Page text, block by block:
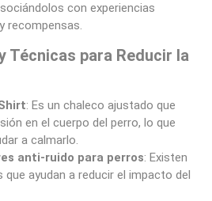
con experiencias
recompensas.
Técnicas para Reducir la
: Es un chaleco ajustado que
en el cuerpo del perro, lo que
a calmarlo.
anti-ruido para perros: Existen
que ayudan a reducir el impacto del